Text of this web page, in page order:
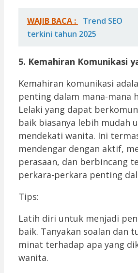
WAJIB BACA :
Trend SEO
terkini tahun 2025
5. Kemahiran Komunikasi
Kemahiran komunikasi
penting dalam mana-mana
Lelaki yang dapat
baik biasanya lebih mudah
mendekati wanita. Ini
mendengar dengan aktif,
perasaan, dan berbincang
perkara-perkara penting
Tips:
Latih diri untuk menjadi
baik. Tanyakan soalan dan
minat terhadap apa yang
wanita.